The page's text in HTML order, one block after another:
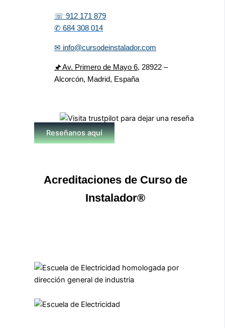
☏ 912 171 879
✆ 684 308 014
✉ info@cursodeinstalador.com
🖈 Av. Primero de Mayo 6, 28922 –
Alcorcón, Madrid, España
Reseñanos aquí
Acreditaciones de Curso de
Instalador®